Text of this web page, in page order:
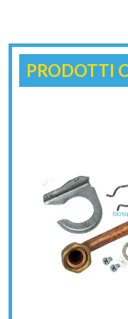
PRODOTTI